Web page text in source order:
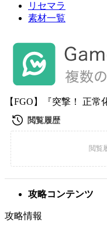
リセマラ
素材一覧
【FGO】『突撃！ 正
攻略コンテンツ
攻略情報